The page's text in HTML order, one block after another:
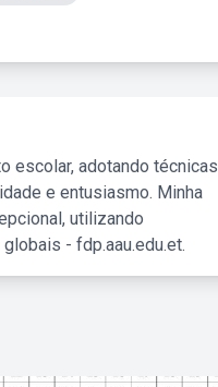
escolar, adotando técnicas
e entusiasmo. Minha
utilizando
- fdp.aau.edu.et.